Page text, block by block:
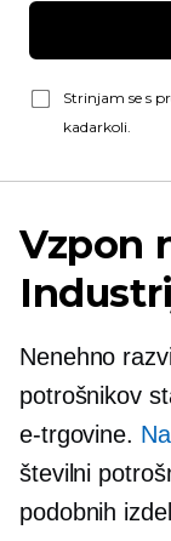
Strinjam se s
kadarkoli.
Vzpon
Nenehno
potrošnikov
e-trgovine.
številni
podobnih